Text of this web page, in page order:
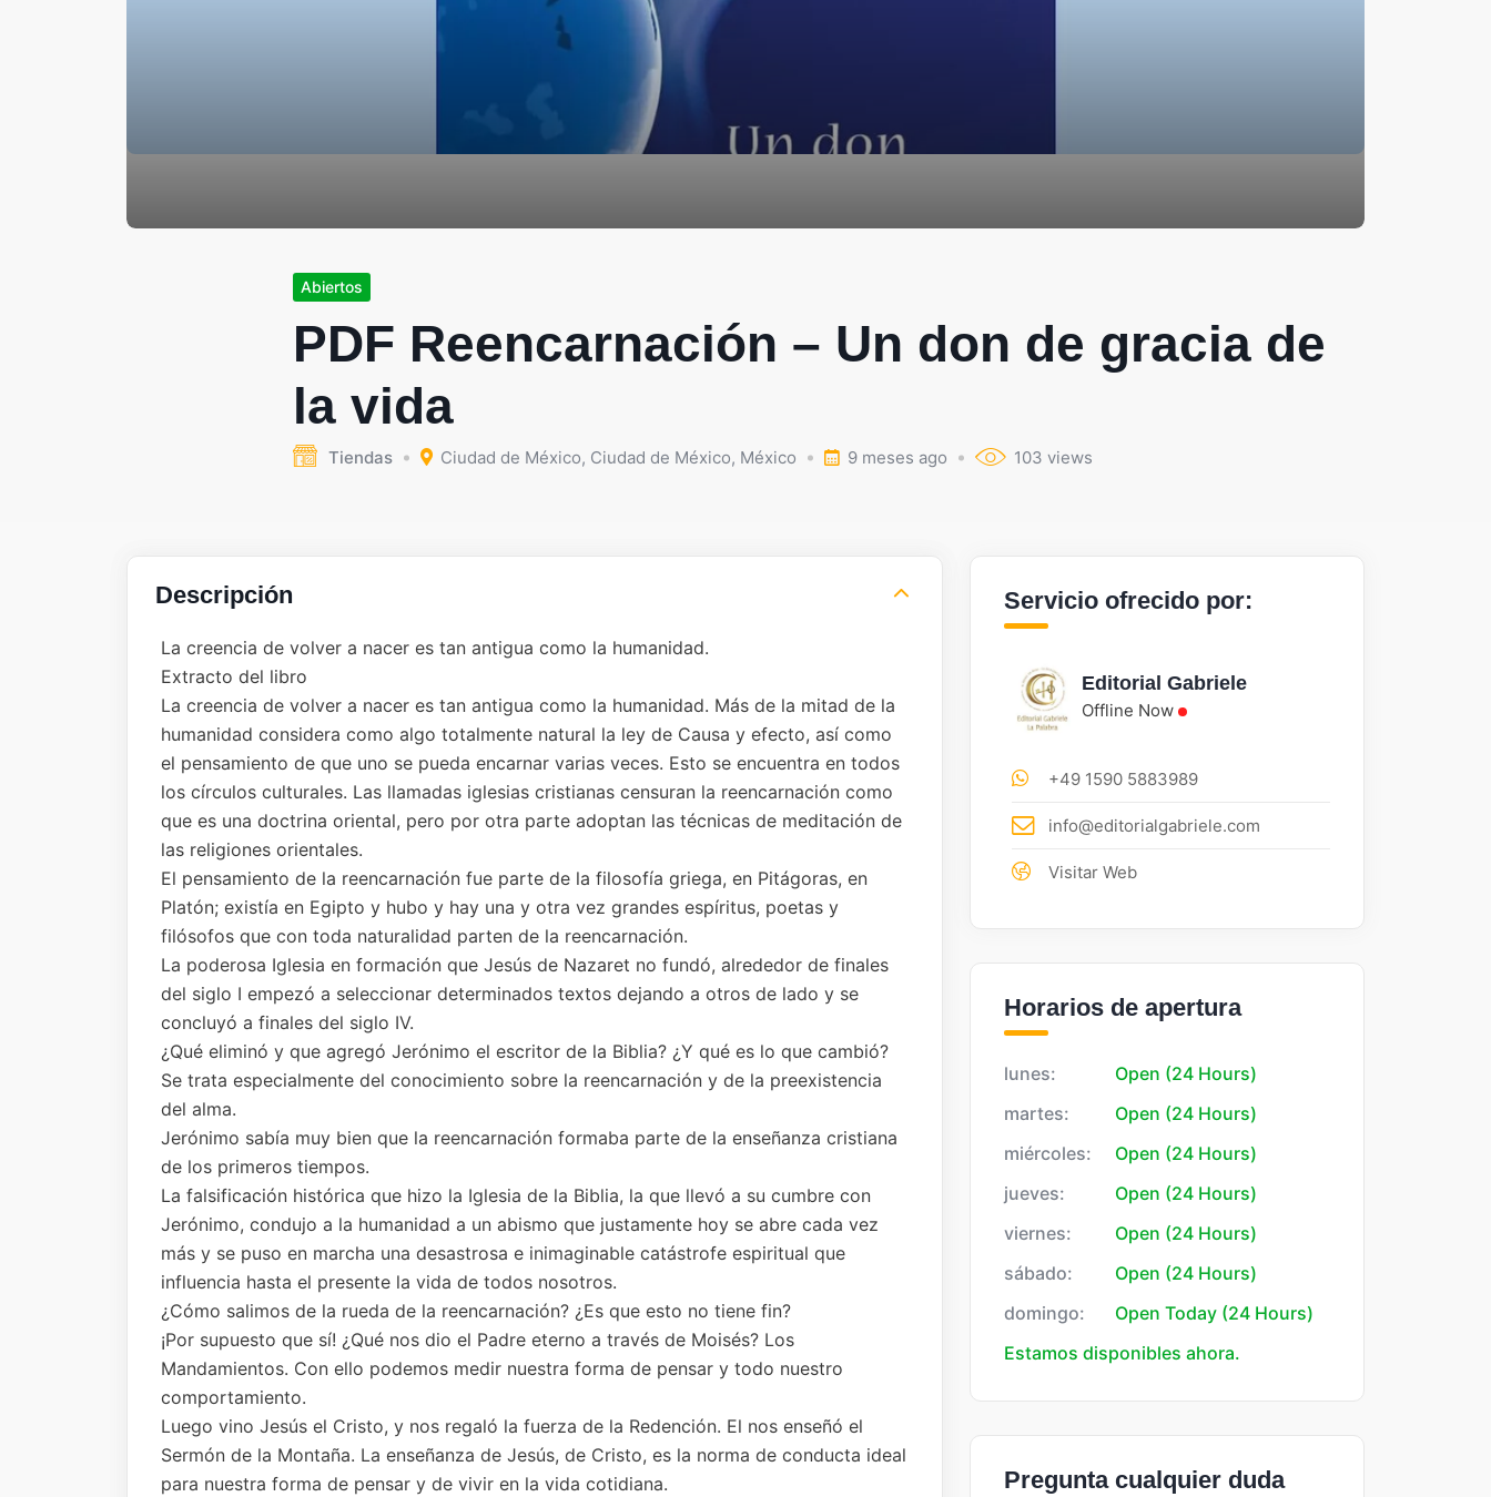
Abiertos
PDF Reencarnación – Un don de gracia de
la vida
Tiendas Ciudad de México, Ciudad de México, México 9 meses ago 103 views
Descripción
La creencia de volver a nacer es tan antigua como la humanidad.
Extracto del libro
La creencia de volver a nacer es tan antigua como la humanidad. Más de la mitad de la
humanidad considera como algo totalmente natural la ley de Causa y efecto, así como
el pensamiento de que uno se pueda encarnar varias veces. Esto se encuentra en todos
los círculos culturales. Las llamadas iglesias cristianas censuran la reencarnación como
que es una doctrina oriental, pero por otra parte adoptan las técnicas de meditación de
las religiones orientales.
El pensamiento de la reencarnación fue parte de la filosofía griega, en Pitágoras, en
Platón; existía en Egipto y hubo y hay una y otra vez grandes espíritus, poetas y
filósofos que con toda naturalidad parten de la reencarnación.
La poderosa Iglesia en formación que Jesús de Nazaret no fundó, alrededor de finales
del siglo I empezó a seleccionar determinados textos dejando a otros de lado y se
concluyó a finales del siglo IV.
¿Qué eliminó y que agregó Jerónimo el escritor de la Biblia? ¿Y qué es lo que cambió?
Se trata especialmente del conocimiento sobre la reencarnación y de la preexistencia
del alma.
Jerónimo sabía muy bien que la reencarnación formaba parte de la enseñanza cristiana
de los primeros tiempos.
La falsificación histórica que hizo la Iglesia de la Biblia, la que llevó a su cumbre con
Jerónimo, condujo a la humanidad a un abismo que justamente hoy se abre cada vez
más y se puso en marcha una desastrosa e inimaginable catástrofe espiritual que
influencia hasta el presente la vida de todos nosotros.
¿Cómo salimos de la rueda de la reencarnación? ¿Es que esto no tiene fin?
¡Por supuesto que sí! ¿Qué nos dio el Padre eterno a través de Moisés? Los
Mandamientos. Con ello podemos medir nuestra forma de pensar y todo nuestro
comportamiento.
Luego vino Jesús el Cristo, y nos regaló la fuerza de la Redención. El nos enseñó el
Sermón de la Montaña. La enseñanza de Jesús, de Cristo, es la norma de conducta ideal
para nuestra forma de pensar y de vivir en la vida cotidiana.
Servicio ofrecido por:
Editorial Gabriele
Offline Now
+49 1590 5883989
info@editorialgabriele.com
Visitar Web
Horarios de apertura
lunes:
Open (24 Hours)
martes:
Open (24 Hours)
miércoles:
Open (24 Hours)
jueves:
Open (24 Hours)
viernes:
Open (24 Hours)
sábado:
Open (24 Hours)
domingo:
Open Today (24 Hours)
Estamos disponibles ahora.
Pregunta cualquier duda